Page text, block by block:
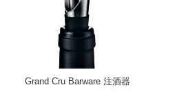
Grand Cru Barware 注酒器